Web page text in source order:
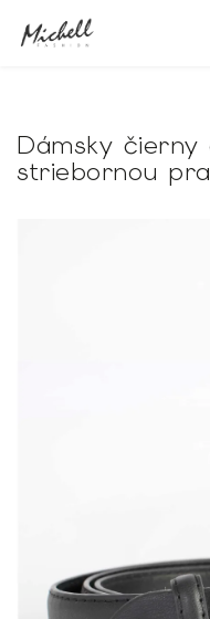
Dámsky čierny
striebornou